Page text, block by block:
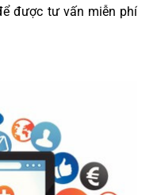
được tư vấn miễn phí